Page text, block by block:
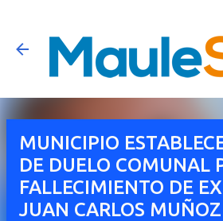
Ir al contenido
MUNICIPIO
DE DUELO COMUNAL
FALLECIMIENTO DE
JUAN CARLOS MUÑOZ